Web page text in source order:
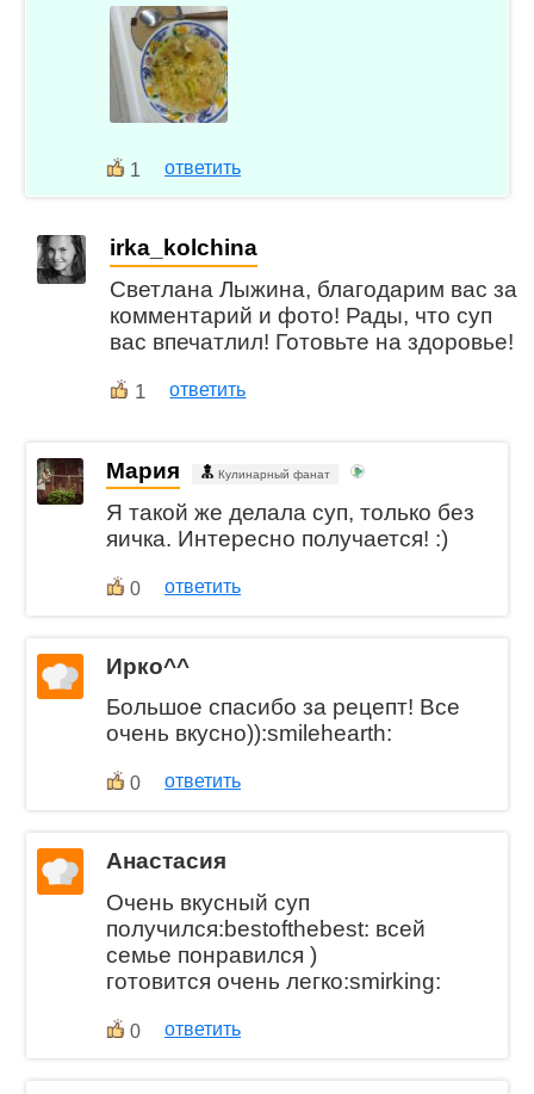
1 ответить
irka_kolchina
Светлана Лыжина, благодарим вас за
комментарий и фото! Рады, что суп
вас впечатлил! Готовьте на здоровье!
1 ответить
Мария Кулинарный фанат
Я такой же делала суп, только без
яичка. Интересно получается! :)
0 ответить
Ирко^^
Большое спасибо за рецепт! Все
очень вкусно)):smilehearth:
0 ответить
Анастасия
Очень вкусный суп
получился:bestofthebest: всей
семье понравился )
готовится очень легко:smirking:
0 ответить